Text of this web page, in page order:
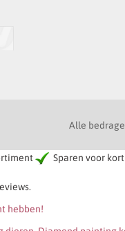
Alle
Sparen voor
hebben!